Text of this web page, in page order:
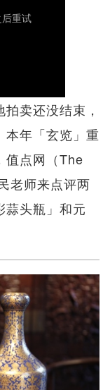
卖还没结束，
本年「玄览」重
值点网（The
老师来点评两
蒜头瓶」和元